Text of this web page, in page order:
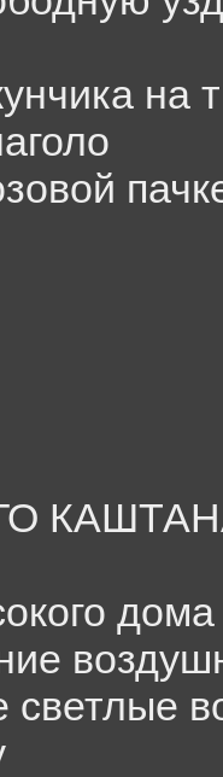
на
светлые